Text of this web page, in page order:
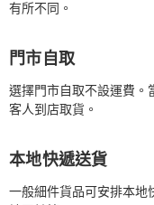
有所不同。
門市自取
選擇門市自取不設運費。
客人到店取貨。
本地快遞送貨
一般細件貨品可安排本地